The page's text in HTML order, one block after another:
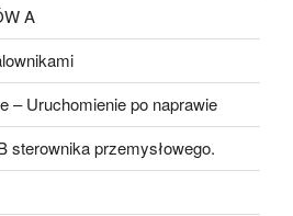
A
– Uruchomienie po naprawie
sterownika przemysłowego.